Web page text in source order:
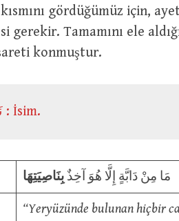
gördüğümüz için,
gerekir. Tamamını ele
konmuştur.
نَاصِيَةٌ : İsim.
مَا مِنْ دَابَّةٍ إِلَّا هُوَ آخِذٌ بِنَاصِيَتِهَا
“Yeryüzünde bulunan hiçbir